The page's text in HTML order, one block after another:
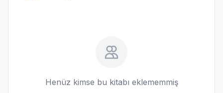
Henüz kimse bu kitabı eklememmiş